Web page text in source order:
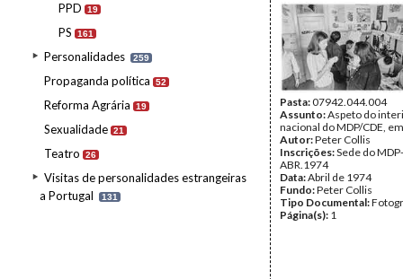
PPD 19
PS 161
Personalidades 259
Propaganda política 52
Reforma Agrária 19
Sexualidade 21
Teatro 26
Visitas de personalidades estrangeiras
a Portugal
131
Pasta:07942.044.004
Assunto:Aspeto do
nacional do MDP/CDE,
Autor:Peter Collis
Inscrições:Sede do
ABR.1974
Data:Abril de 1974
Fundo:Peter Collis
Tipo Documental:
Página(s): 1